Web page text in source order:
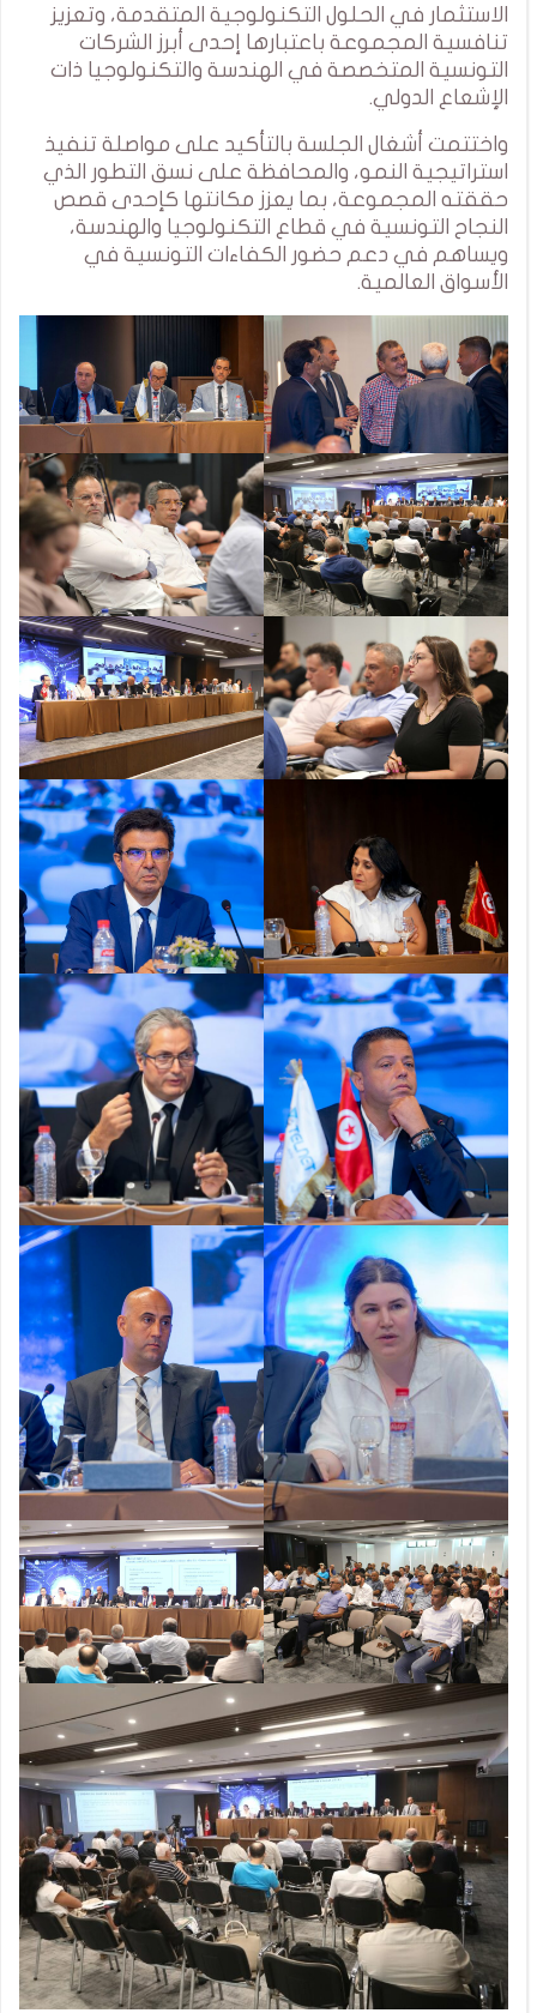
الاستثمار في الحلول التكنولوجية المتقدمة، وتعزيز
تنافسية المجموعة باعتبارها إحدى أبرز الشركات
التونسية المتخصصة في الهندسة والتكنولوجيا ذات
الإشعاع الدولي.
واختتمت أشغال الجلسة بالتأكيد على مواصلة تنفيذ
استراتيجية النمو، والمحافظة على نسق التطور الذي
حققته المجموعة، بما يعزز مكانتها كإحدى قصص
النجاح التونسية في قطاع التكنولوجيا والهندسة،
ويساهم في دعم حضور الكفاءات التونسية في
الأسواق العالمية.